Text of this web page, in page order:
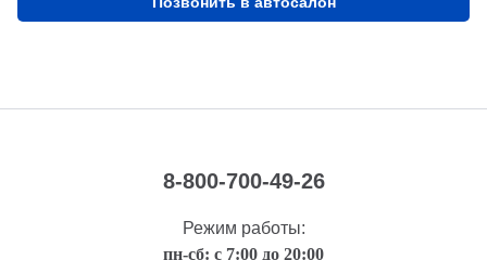
8-800-700-49-26
Режим работы:
пн-сб: с 7:00 до 20:00